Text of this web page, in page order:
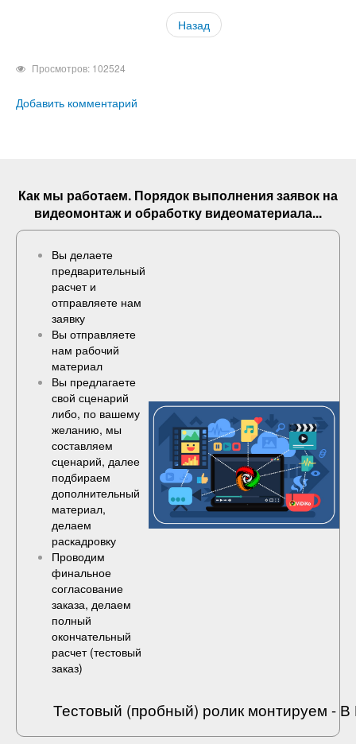
Назад
Просмотров: 102524
Добавить комментарий
Как мы работаем. Порядок выполнениязаявок на
видеомонтаж и обработку видеоматериала...
Вы делаете
предварительный
расчет и
отправляете нам
заявку
Вы отправляете
нам рабочий
материал
Вы предлагаете
свой сценарий
либо, по вашему
желанию, мы
составляем
сценарий, далее
подбираем
дополнительный
материал,
делаем
раскадровку
Проводим
финальное
согласование
заказа, делаем
полный
окончательный
расчет (тестовый
заказ)
Тестовый (пробный) ролик монтируем -